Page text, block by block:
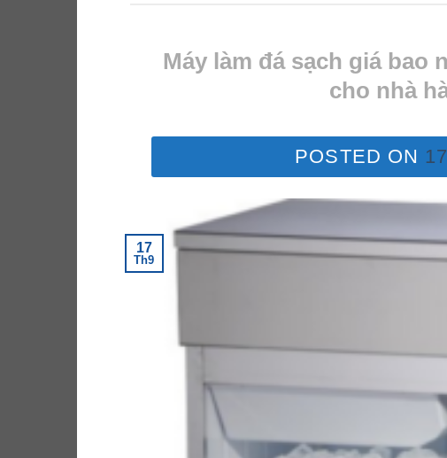
Máy làm đá sạch giá bao
cho nhà
POSTED ON
17
Th9